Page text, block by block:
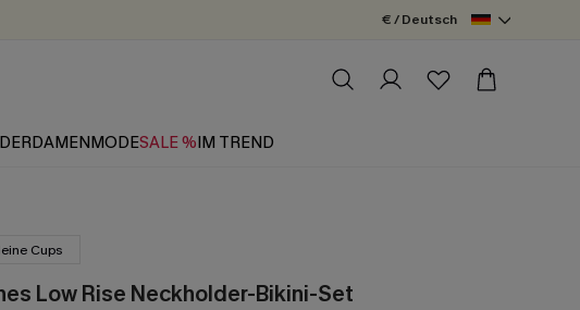
€ / Deutsch
DAMENMODESALE %IM TREND
Cups
Low Rise Neckholder-Bikini-Set